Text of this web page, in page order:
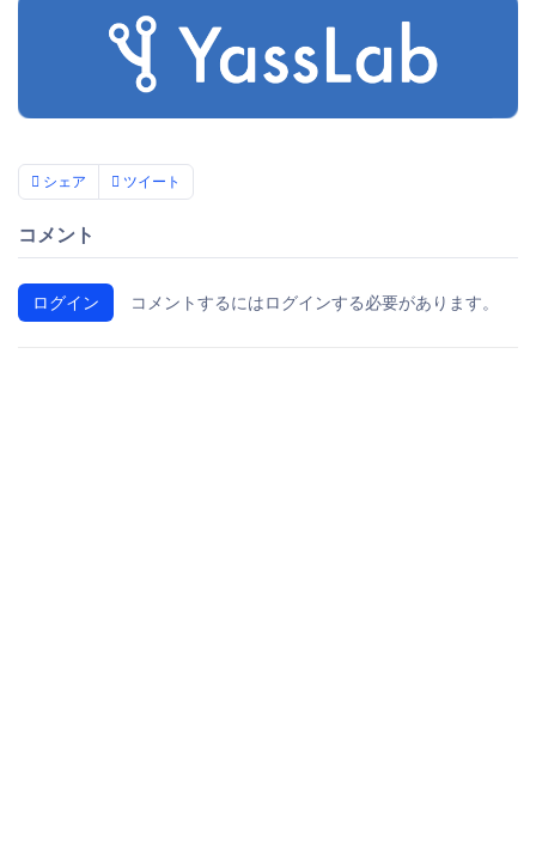
シェア ツイート
コメント
ログイン コメントするにはログインする必要があります。